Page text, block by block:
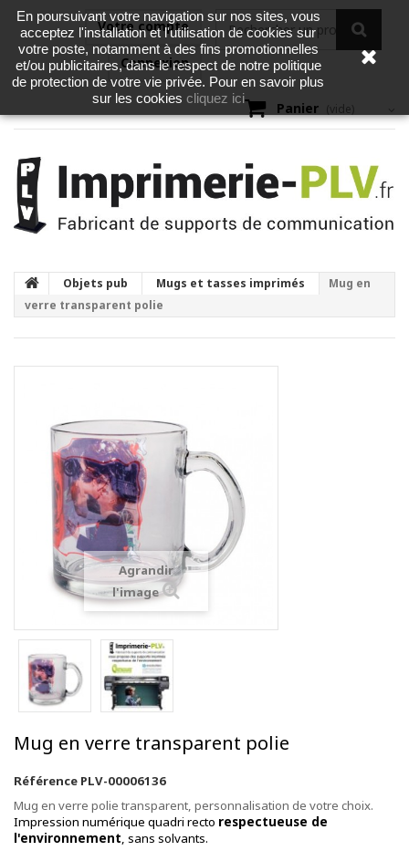
Votre compte
Connexion
Panier (vide)
Objets pub Mugs et tasses imprimés
Mug en
verre transparent polie
Agrandir
l'image
Mug en verre transparent polie
Référence PLV-00006136
Mug en verre polie transparent, personnalisation de votre choix.
Impression numérique quadri recto respectueuse de
l'environnement, sans solvants.
En poursuivant votre navigation sur nos sites, vous
acceptez l'installation et l'utilisation de cookies sur
votre poste, notamment à des fins promotionnelles
et/ou publicitaires, dans le respect de notre politique
de protection de votre vie privée. Pour en savoir plus
sur les cookies cliquez ici